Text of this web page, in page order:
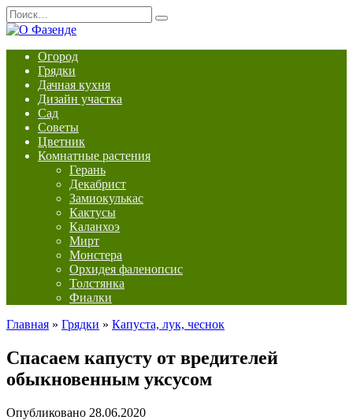
Перейти
к
содержанию
Search
for:
Огород
Грядки
Дачная кухня
Дизайн участка
Сад
Советы
Цветник
Комнатные растения
Герань
Декабрист
Замиокулькас
Кактусы
Каланхоэ
Мирт
Монстера
Орхидея фаленопсис
Толстянка
Фиалки
Главная » Грядки » Капуста, лук, чеснок
Спасаем капусту от вредителей
обыкновенным уксусом
Опубликовано 28.06.2020